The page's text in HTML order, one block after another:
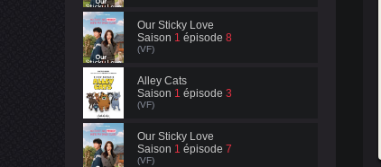
Our Sticky Love
Saison 1 épisode 8
(VF)
Alley Cats
Saison 1 épisode 3
(VF)
Our Sticky Love
Saison 1 épisode 7
(VF)